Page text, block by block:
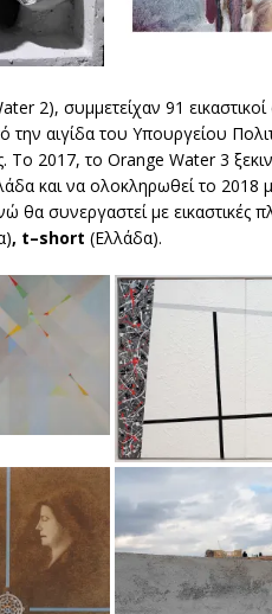
2), συμμετείχαν 91 εικαστικοί
την αιγίδα του Υπουργείου
Το 2017, το Orange Water 3
και να ολοκληρωθεί το 2018
θα συνεργαστεί με εικαστικές
, t–short (Ελλάδα).